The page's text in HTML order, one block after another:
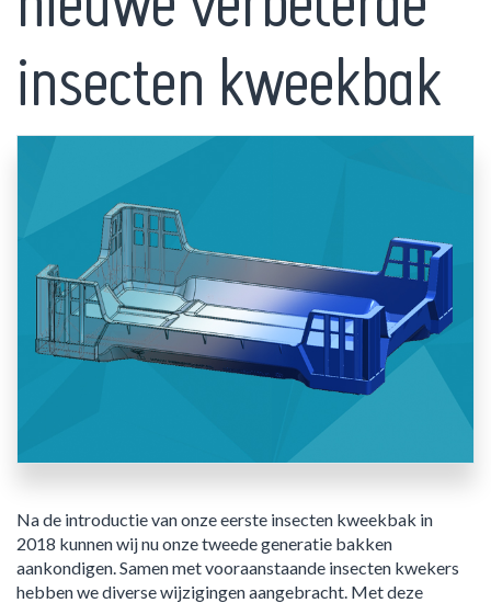
insecten kweekbak
Na de introductie van onze eerste insecten kweekbak in
2018 kunnen wij nu onze tweede generatie bakken
aankondigen. Samen met vooraanstaande insecten kwekers
hebben we diverse wijzigingen aangebracht. Met deze